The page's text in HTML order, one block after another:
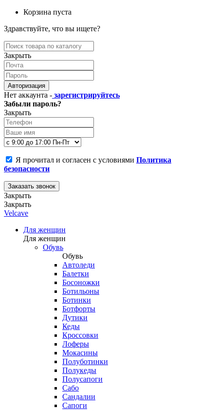
Корзина пуста
Здравствуйте, что вы ищете?
Закрыть
Авторизация
Нет аккаунта - зарегистрируйтесь
Забыли пароль?
Закрыть
Я прочитал и согласен с условиями Политика
безопасности
Заказать звонок
Закрыть
Закрыть
Velcave
Для женщин
Для женщин
Обувь
Обувь
Автоледи
Балетки
Босоножки
Ботильоны
Ботинки
Ботфорты
Дутики
Кеды
Кроссовки
Лоферы
Мокасины
Полуботинки
Полукеды
Полусапоги
Сабо
Сандалии
Сапоги